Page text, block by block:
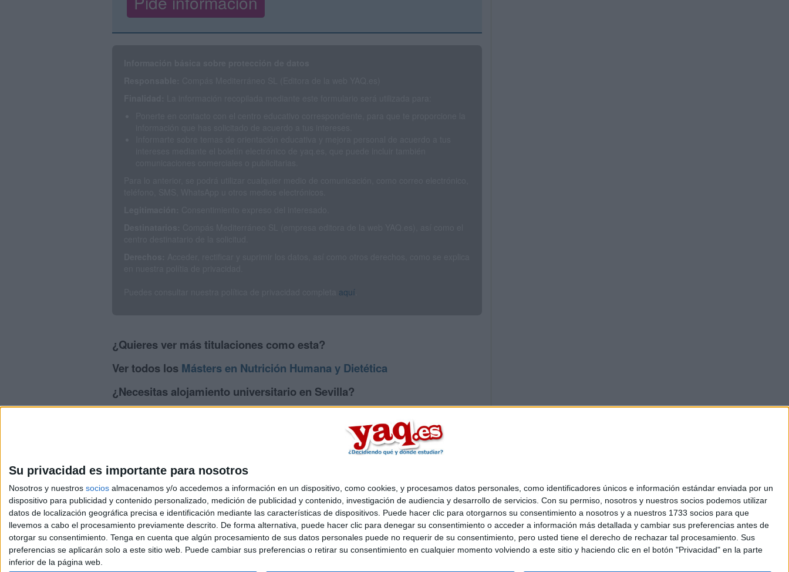
Su privacidad es importante para nosotros
Nosotros y nuestros socios almacenamos y/o accedemos a información en un dispositivo, como cookies, y procesamos datos personales, como identificadores únicos e información estándar enviada por un
dispositivo para publicidad y contenido personalizado, medición de publicidad y contenido, investigación de audiencia y desarrollo de servicios. Con su permiso, nosotros y nuestros socios podemos utilizar
datos de localización geográfica precisa e identificación mediante las características de dispositivos. Puede hacer clic para otorgarnos su consentimiento a nosotros y a nuestros 1733 socios para que
llevemos a cabo el procesamiento previamente descrito. De forma alternativa, puede hacer clic para denegar su consentimiento o acceder a información más detallada y cambiar sus preferencias antes de
otorgar su consentimiento. Tenga en cuenta que algún procesamiento de sus datos personales puede no requerir de su consentimiento, pero usted tiene el derecho de rechazar tal procesamiento. Sus
preferencias se aplicarán solo a este sitio web. Puede cambiar sus preferencias o retirar su consentimiento en cualquier momento volviendo a este sitio y haciendo clic en el botón "Privacidad" en la parte
inferior de la página web.
aquí
¿Quieres ver más titulaciones como esta?
Ver todos los Másters en Nutrición Humana y Dietética
¿Necesitas alojamiento universitario en Sevilla?
>> Residencias de estudiantes y colegios mayores en Sevilla
Quiénes somos|Contactar|Anúnciate
Aviso legal|Politica de privacidad|Condiciones generales|Política de cookies
© 2003-2026Compás Mediterráneo S.L.- Diego de León 47 - 28006 Madrid [ESPAÑA] - Tel. +34 91 593 2767